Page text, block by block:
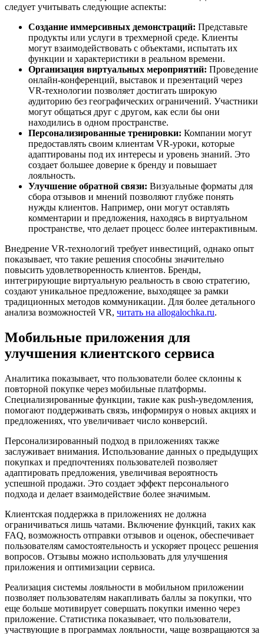
следует учитывать следующие аспекты:
Создание иммерсивных демонстраций: Представьте
продукты или услуги в трехмерной среде. Клиенты
могут взаимодействовать с объектами, испытать их
функции и характеристики в реальном времени.
Организация виртуальных мероприятий: Проведение
онлайн-конференций, выставок и презентаций через
VR-технологии позволяет достигать широкую
аудиторию без географических ограничений. Участники
могут общаться друг с другом, как если бы они
находились в одном пространстве.
Персонализированные тренировки: Компании могут
предоставлять своим клиентам VR-уроки, которые
адаптированы под их интересы и уровень знаний. Это
создает большее доверие к бренду и повышает
лояльность.
Улучшение обратной связи: Визуальные форматы для
сбора отзывов и мнений позволяют глубже понять
нужды клиентов. Например, они могут оставлять
комментарии и предложения, находясь в виртуальном
пространстве, что делает процесс более интерактивным.
Внедрение VR-технологий требует инвестиций, однако опыт
показывает, что такие решения способны значительно
повысить удовлетворенность клиентов. Бренды,
интегрирующие виртуальную реальность в свою стратегию,
создают уникальное предложение, выходящее за рамки
традиционных методов коммуникации. Для более детального
анализа возможностей VR, читать на allogalochka.ru.
Мобильные приложения для
улучшения клиентского сервиса
Аналитика показывает, что пользователи более склонны к
повторной покупке через мобильные платформы.
Специализированные функции, такие как push-уведомления,
помогают поддерживать связь, информируя о новых акциях и
предложениях, что увеличивает число конверсий.
Персонализированный подход в приложениях также
заслуживает внимания. Использование данных о предыдущих
покупках и предпочтениях пользователей позволяет
адаптировать предложения, увеличивая вероятность
успешной продажи. Это создает эффект персонального
подхода и делает взаимодействие более значимым.
Клиентская поддержка в приложениях не должна
ограничиваться лишь чатами. Включение функций, таких как
FAQ, возможность отправки отзывов и оценок, обеспечивает
пользователям самостоятельность и ускоряет процесс решения
вопросов. Отзывы можно использовать для улучшения
приложения и оптимизации сервиса.
Реализация системы лояльности в мобильном приложении
позволяет пользователям накапливать баллы за покупки, что
еще больше мотивирует совершать покупки именно через
приложение. Статистика показывает, что пользователи,
участвующие в программах лояльности, чаще возвращаются за